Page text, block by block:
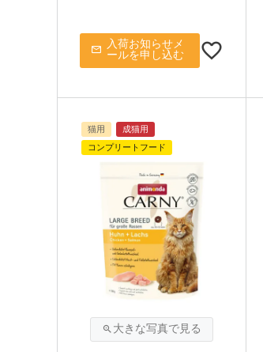
入荷お知らせメ
ールを申し込む
猫用
成猫用
コンプリートフード